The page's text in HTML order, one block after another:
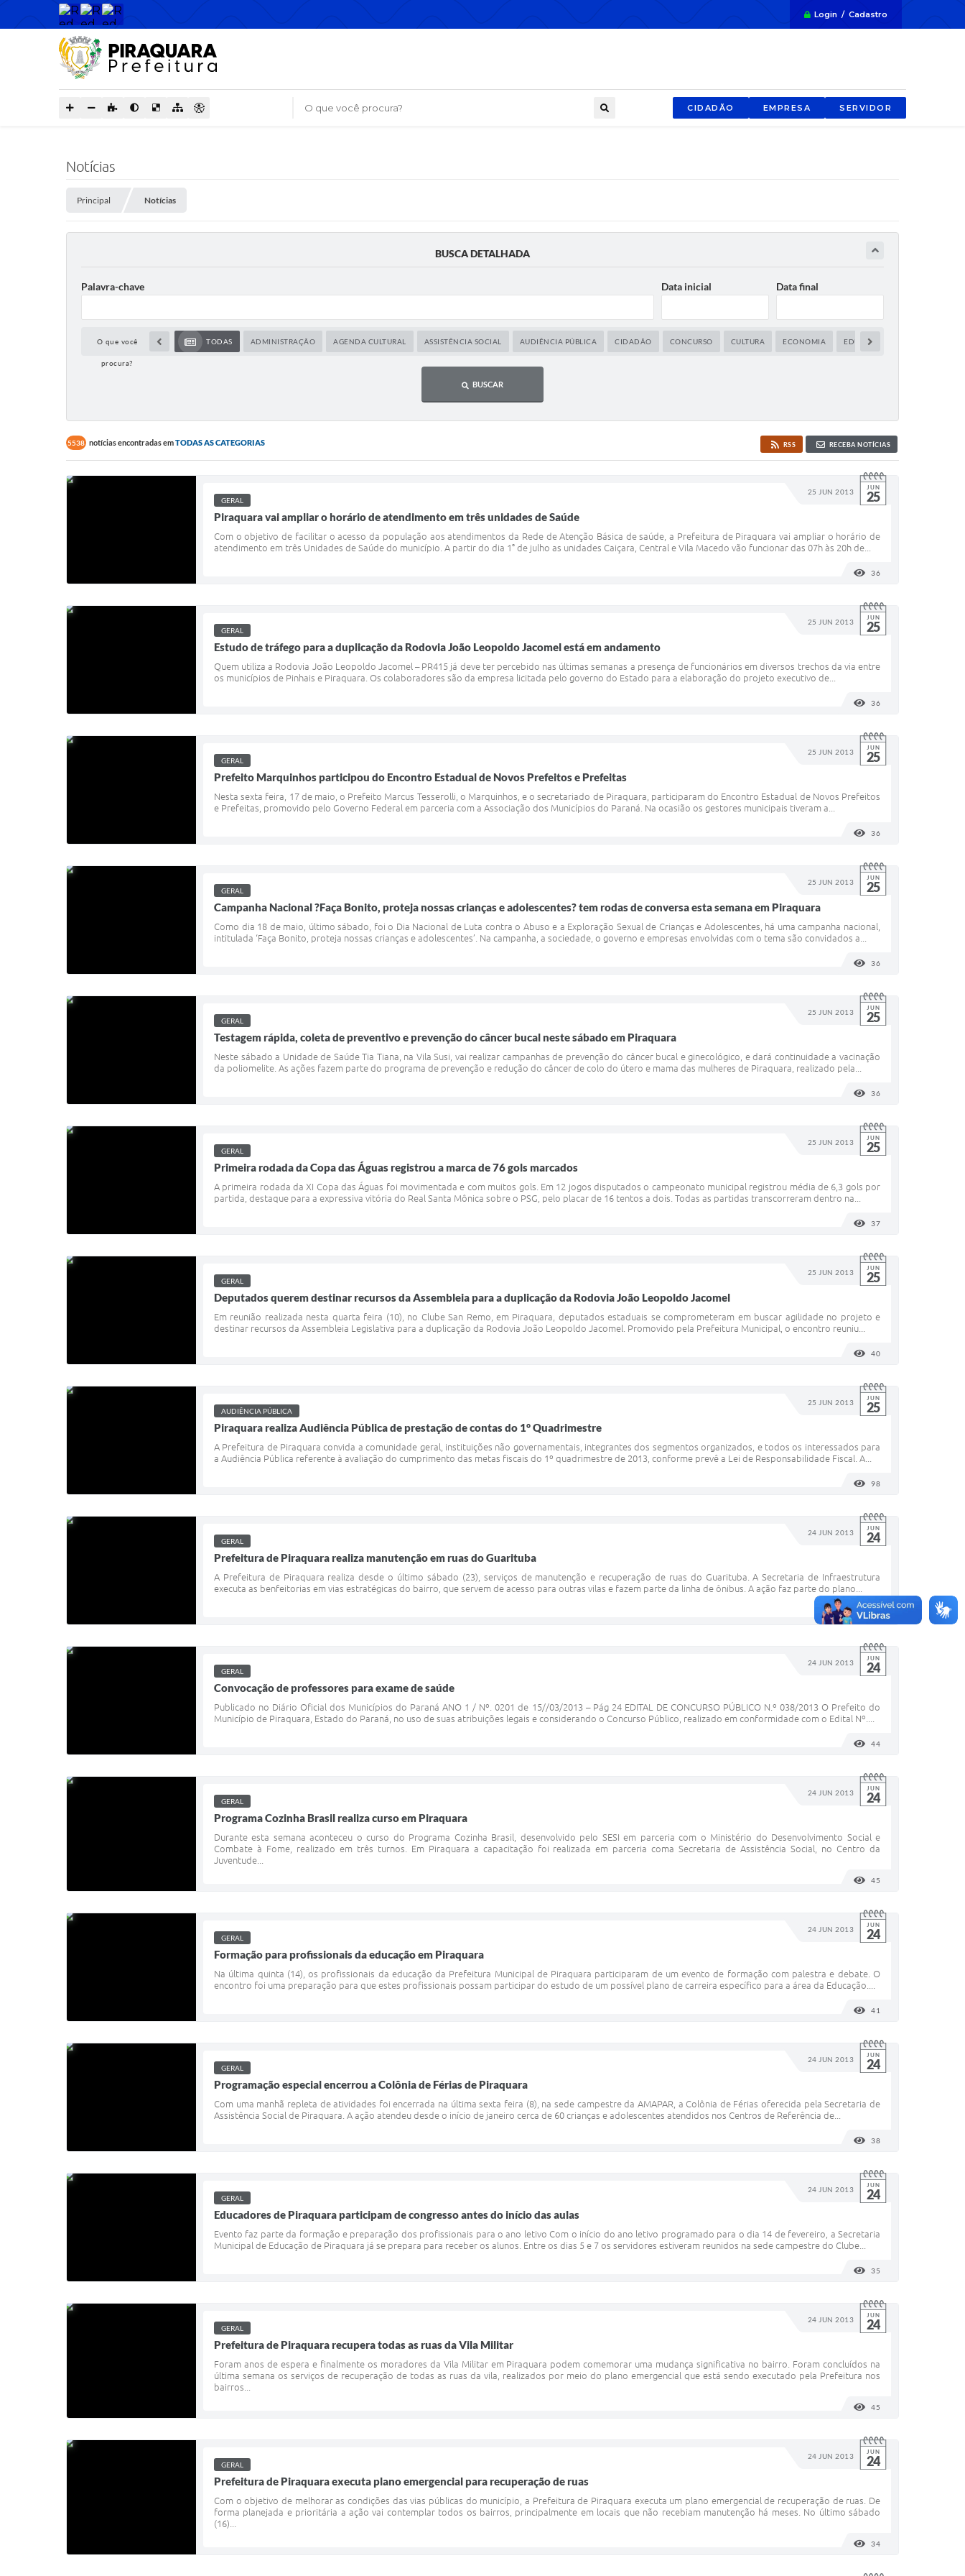
Login / Cadastro
O que você procura? CIDADÃO EMPRESA SERVIDOR
Notícias
Principal Notícias
BUSCA DETALHADA
Palavra-chave Data inicial Data final
O que você
procura?
TODAS ADMINISTRAÇÃO AGENDA CULTURAL ASSISTÊNCIA SOCIAL AUDIÊNCIA PÚBLICA CIDADÃO CONCURSO CULTURA ECONOMIA EDUCAÇÃO
BUSCAR
5538 notícias encontradas emTODAS AS CATEGORIAS RSS RECEBA NOTÍCIAS
25 JUN 2013 JUN
25
GERAL
Piraquara vai ampliar o horário de atendimento em três unidades de Saúde
Com o objetivo de facilitar o acesso da população aos atendimentos da Rede de Atenção Básica de saúde, a Prefeitura de Piraquara vai ampliar o horário de
atendimento em três Unidades de Saúde do município. A partir do dia 1° de julho as unidades Caiçara, Central e Vila Macedo vão funcionar das 07h às 20h de...
36
25 JUN 2013 JUN
25
GERAL
Estudo de tráfego para a duplicação da Rodovia João Leopoldo Jacomel está em andamento
Quem utiliza a Rodovia João Leopoldo Jacomel – PR415 já deve ter percebido nas últimas semanas a presença de funcionários em diversos trechos da via entre
os municípios de Pinhais e Piraquara. Os colaboradores são da empresa licitada pelo governo do Estado para a elaboração do projeto executivo de...
36
25 JUN 2013 JUN
25
GERAL
Prefeito Marquinhos participou do Encontro Estadual de Novos Prefeitos e Prefeitas
Nesta sexta feira, 17 de maio, o Prefeito Marcus Tesserolli, o Marquinhos, e o secretariado de Piraquara, participaram do Encontro Estadual de Novos Prefeitos
e Prefeitas, promovido pelo Governo Federal em parceria com a Associação dos Municípios do Paraná. Na ocasião os gestores municipais tiveram a...
36
25 JUN 2013 JUN
25
GERAL
Campanha Nacional ?Faça Bonito, proteja nossas crianças e adolescentes? tem rodas de conversa esta semana em Piraquara
Como dia 18 de maio, último sábado, foi o Dia Nacional de Luta contra o Abuso e a Exploração Sexual de Crianças e Adolescentes, há uma campanha nacional,
intitulada ‘Faça Bonito, proteja nossas crianças e adolescentes’. Na campanha, a sociedade, o governo e empresas envolvidas com o tema são convidados a...
36
25 JUN 2013 JUN
25
GERAL
Testagem rápida, coleta de preventivo e prevenção do câncer bucal neste sábado em Piraquara
Neste sábado a Unidade de Saúde Tia Tiana, na Vila Susi, vai realizar campanhas de prevenção do câncer bucal e ginecológico, e dará continuidade a vacinação
da poliomelite. As ações fazem parte do programa de prevenção e redução do câncer de colo do útero e mama das mulheres de Piraquara, realizado pela...
36
25 JUN 2013 JUN
25
GERAL
Primeira rodada da Copa das Águas registrou a marca de 76 gols marcados
A primeira rodada da XI Copa das Águas foi movimentada e com muitos gols. Em 12 jogos disputados o campeonato municipal registrou média de 6,3 gols por
partida, destaque para a expressiva vitória do Real Santa Mônica sobre o PSG, pelo placar de 16 tentos a dois. Todas as partidas transcorreram dentro na...
37
25 JUN 2013 JUN
25
GERAL
Deputados querem destinar recursos da Assembleia para a duplicação da Rodovia João Leopoldo Jacomel
Em reunião realizada nesta quarta feira (10), no Clube San Remo, em Piraquara, deputados estaduais se comprometeram em buscar agilidade no projeto e
destinar recursos da Assembleia Legislativa para a duplicação da Rodovia João Leopoldo Jacomel. Promovido pela Prefeitura Municipal, o encontro reuniu...
40
25 JUN 2013 JUN
25
AUDIÊNCIA PÚBLICA
Piraquara realiza Audiência Pública de prestação de contas do 1° Quadrimestre
A Prefeitura de Piraquara convida a comunidade geral, instituições não governamentais, integrantes dos segmentos organizados, e todos os interessados para
a Audiência Pública referente à avaliação do cumprimento das metas fiscais do 1º quadrimestre de 2013, conforme prevê a Lei de Responsabilidade Fiscal. A...
98
24 JUN 2013 JUN
24
GERAL
Prefeitura de Piraquara realiza manutenção em ruas do Guarituba
A Prefeitura de Piraquara realiza desde o último sábado (23), serviços de manutenção e recuperação de ruas do Guarituba. A Secretaria de Infraestrutura
executa as benfeitorias em vias estratégicas do bairro, que servem de acesso para outras vilas e fazem parte da linha de ônibus. A ação faz parte do plano...
154VISUALIZAÇÕES
24 JUN 2013 JUN
24
GERAL
Convocação de professores para exame de saúde
Publicado no Diário Oficial dos Municípios do Paraná ANO 1 / Nº. 0201 de 15//03/2013 – Pág 24 EDITAL DE CONCURSO PÚBLICO N.º 038/2013 O Prefeito do
Município de Piraquara, Estado do Paraná, no uso de suas atribuições legais e considerando o Concurso Público, realizado em conformidade com o Edital Nº....
44
24 JUN 2013 JUN
24
GERAL
Programa Cozinha Brasil realiza curso em Piraquara
Durante esta semana aconteceu o curso do Programa Cozinha Brasil, desenvolvido pelo SESI em parceria com o Ministério do Desenvolvimento Social e
Combate à Fome, realizado em três turnos. Em Piraquara a capacitação foi realizada em parceria coma Secretaria de Assistência Social, no Centro da
Juventude...
45
24 JUN 2013 JUN
24
GERAL
Formação para profissionais da educação em Piraquara
Na última quinta (14), os profissionais da educação da Prefeitura Municipal de Piraquara participaram de um evento de formação com palestra e debate. O
encontro foi uma preparação para que estes profissionais possam participar do estudo de um possível plano de carreira específico para a área da Educação....
41
24 JUN 2013 JUN
24
GERAL
Programação especial encerrou a Colônia de Férias de Piraquara
Com uma manhã repleta de atividades foi encerrada na última sexta feira (8), na sede campestre da AMAPAR, a Colônia de Férias oferecida pela Secretaria de
Assistência Social de Piraquara. A ação atendeu desde o início de janeiro cerca de 60 crianças e adolescentes atendidos nos Centros de Referência de...
38
24 JUN 2013 JUN
24
GERAL
Educadores de Piraquara participam de congresso antes do início das aulas
Evento faz parte da formação e preparação dos profissionais para o ano letivo Com o início do ano letivo programado para o dia 14 de fevereiro, a Secretaria
Municipal de Educação de Piraquara já se prepara para receber os alunos. Entre os dias 5 e 7 os servidores estiveram reunidos na sede campestre do Clube...
35
24 JUN 2013 JUN
24
GERAL
Prefeitura de Piraquara recupera todas as ruas da Vila Militar
Foram anos de espera e finalmente os moradores da Vila Militar em Piraquara podem comemorar uma mudança significativa no bairro. Foram concluídos na
última semana os serviços de recuperação de todas as ruas da vila, realizados por meio do plano emergencial que está sendo executado pela Prefeitura nos
bairros...
45
24 JUN 2013 JUN
24
GERAL
Prefeitura de Piraquara executa plano emergencial para recuperação de ruas
Com o objetivo de melhorar as condições das vias públicas do município, a Prefeitura de Piraquara executa um plano emergencial de recuperação de ruas. De
forma planejada e prioritária a ação vai contemplar todos os bairros, principalmente em locais que não recebiam manutenção há meses. No último sábado
(16)...
34